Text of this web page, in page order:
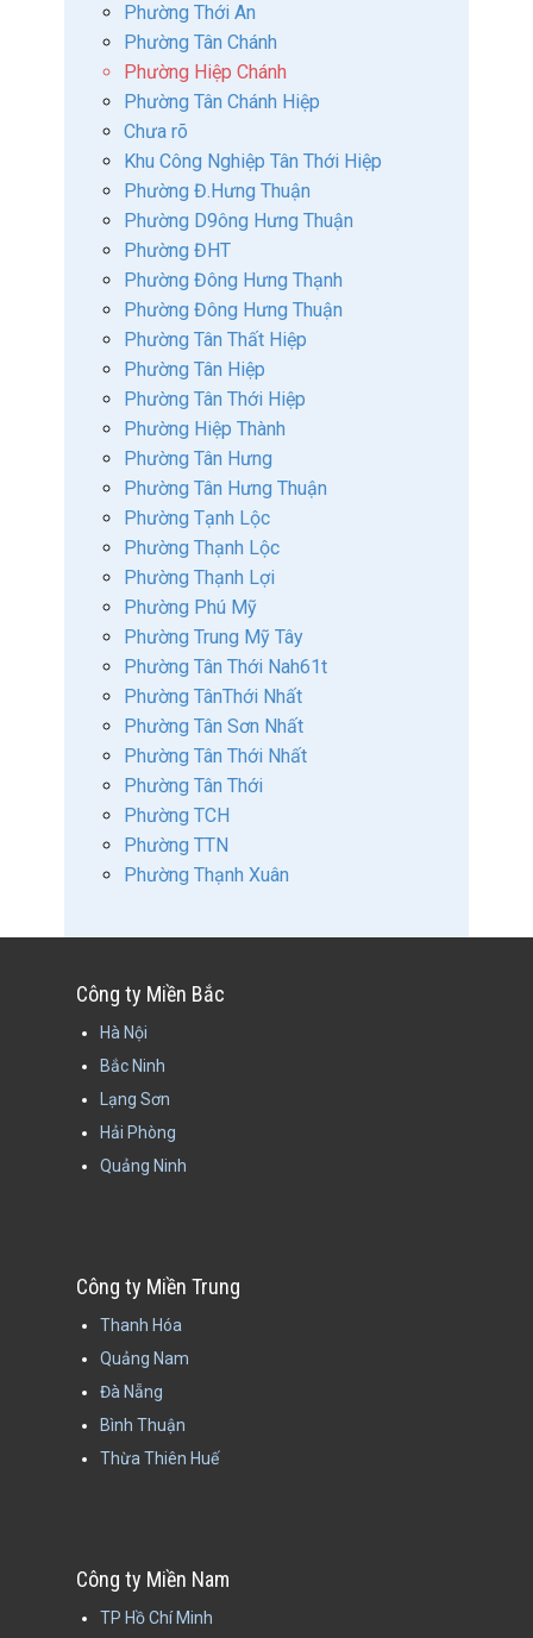
Phường Thới An
Phường Tân Chánh
Phường Hiệp Chánh
Phường Tân Chánh Hiệp
Chưa rõ
Khu Công Nghiệp Tân Thới Hiệp
Phường Đ.Hưng Thuận
Phường D9ông Hưng Thuận
Phường ĐHT
Phường Đông Hưng Thạnh
Phường Đông Hưng Thuận
Phường Tân Thất Hiệp
Phường Tân Hiệp
Phường Tân Thới Hiệp
Phường Hiệp Thành
Phường Tân Hưng
Phường Tân Hưng Thuận
Phường Tạnh Lộc
Phường Thạnh Lộc
Phường Thạnh Lợi
Phường Phú Mỹ
Phường Trung Mỹ Tây
Phường Tân Thới Nah61t
Phường TânThới Nhất
Phường Tân Sơn Nhất
Phường Tân Thới Nhất
Phường Tân Thới
Phường TCH
Phường TTN
Phường Thạnh Xuân
Công ty Miền Bắc
Hà Nội
Bắc Ninh
Lạng Sơn
Hải Phòng
Quảng Ninh
Công ty Miền Trung
Thanh Hóa
Quảng Nam
Đà Nẵng
Bình Thuận
Thừa Thiên Huế
Công ty Miền Nam
TP Hồ Chí Minh